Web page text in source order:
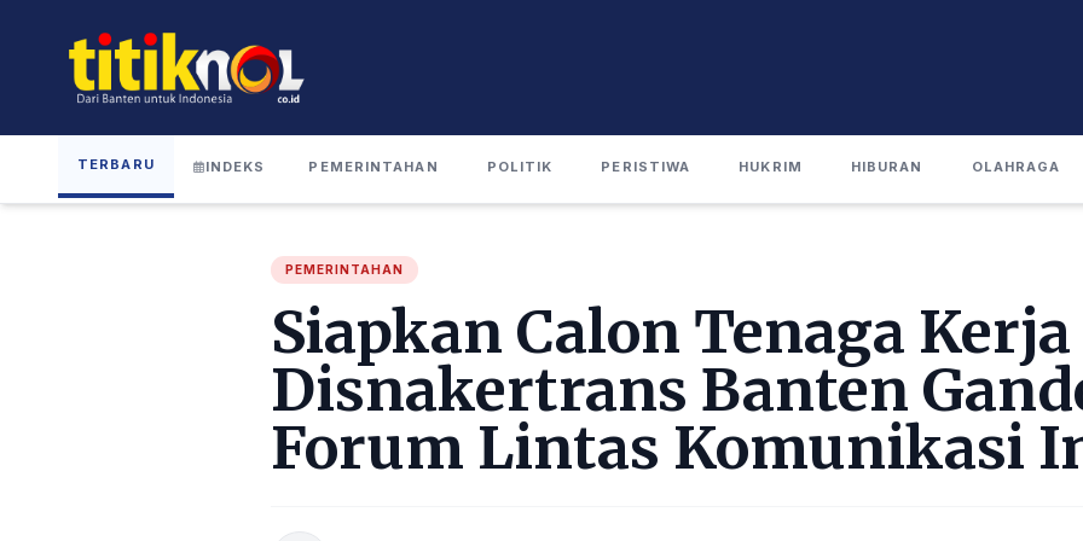
TERBARU INDEKS PEMERINTAHAN POLITIK PERISTIWA HUKRIM HIBURAN OLAHRAGA
PEMERINTAHAN
Siapkan Calon Tenaga
Disnakertrans Banten
Forum Lintas Komunikasi